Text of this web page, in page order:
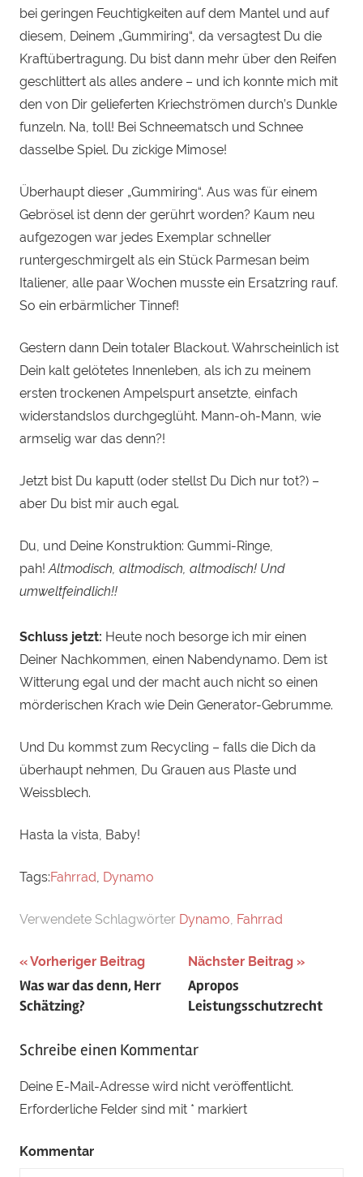
bei geringen Feuchtigkeiten auf dem Mantel und auf
diesem, Deinem „Gummiring“, da versagtest Du die
Kraftübertragung. Du bist dann mehr über den Reifen
geschlittert als alles andere – und ich konnte mich mit
den von Dir gelieferten Kriechströmen durch’s Dunkle
funzeln. Na, toll! Bei Schneematsch und Schnee
dasselbe Spiel. Du zickige Mimose!
Überhaupt dieser „Gummiring“. Aus was für einem
Gebrösel ist denn der gerührt worden? Kaum neu
aufgezogen war jedes Exemplar schneller
runtergeschmirgelt als ein Stück Parmesan beim
Italiener, alle paar Wochen musste ein Ersatzring rauf.
So ein erbärmlicher Tinnef!
Gestern dann Dein totaler Blackout. Wahrscheinlich ist
Dein kalt gelötetes Innenleben, als ich zu meinem
ersten trockenen Ampelspurt ansetzte, einfach
widerstandslos durchgeglüht. Mann-oh-Mann, wie
armselig war das denn?!
Jetzt bist Du kaputt (oder stellst Du Dich nur tot?) –
aber Du bist mir auch egal.
Du, und Deine Konstruktion: Gummi-Ringe,
pah!Altmodisch, altmodisch, altmodisch! Und
umweltfeindlich!!
Schluss jetzt: Heute noch besorge ich mir einen
Deiner Nachkommen, einen Nabendynamo. Dem ist
Witterung egal und der macht auch nicht so einen
mörderischen Krach wie Dein Generator-Gebrumme.
Und Du kommst zum Recycling – falls die Dich da
überhaupt nehmen, Du Grauen aus Plaste und
Weissblech.
Hasta la vista, Baby!
Tags:Fahrrad, Dynamo
Verwendete Schlagwörter Dynamo, Fahrrad
Beitragsnavigation
Vorheriger Beitrag
Was war das denn, Herr
Schätzing?
Nächster Beitrag
Apropos
Leistungsschutzrecht
Schreibe einen Kommentar
Deine E-Mail-Adresse wird nicht veröffentlicht.
Erforderliche Felder sind mit * markiert
Kommentar